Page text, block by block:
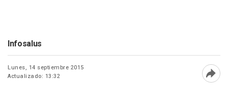
Infosalus
Lunes, 14 septiembre 2015
Actualizado: 13:32